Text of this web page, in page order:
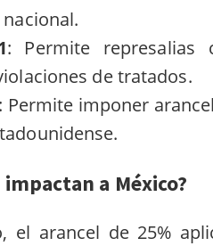
: Permite represalias
de tratados.
: Permite imponer
impactan a México?
el arancel de 25%